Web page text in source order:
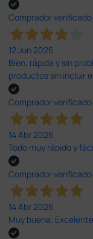
Comprador verificado
12 Jun 2026
Bien, rápida y sin
productos sin incluir
Comprador verificado
14 Abr 2026
Todo muy rápido y
Comprador verificado
14 Abr 2026
Muy buena.